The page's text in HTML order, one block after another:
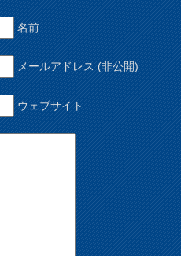
名前
メールアドレス (非公開)
ウェブサイト